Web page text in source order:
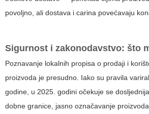
povoljno, ali dostava i carina povećavaju
Sigurnost i zakonodavstvo: što
Poznavanje lokalnih propisa o prodaji i
proizvoda je presudno. Iako su pravila
godine, u 2025. godini očekuje se
dobne granice, jasno označavanje